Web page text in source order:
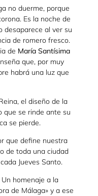
no duerme, porque
Es la noche de
desaparece al ver su
de romero fresco.
de María Santísima
que, por muy
habrá una luz que
el diseño de la
que se rinde ante su
se pierde.
que define nuestra
de toda una ciudad
Jueves Santo.
Un homenaje a la
de Málaga» y a ese